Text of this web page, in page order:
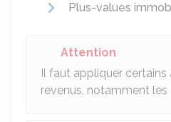
Plus-values
Attention
Il faut appliquer certains
revenus, notamment les